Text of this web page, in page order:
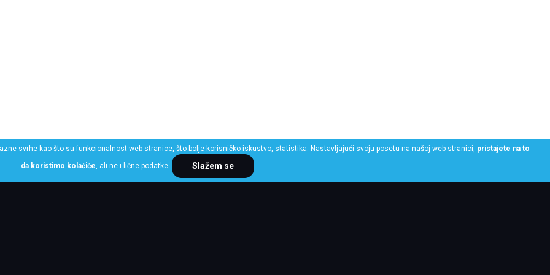
svrhe kao što su funkcionalnost web stranice, što bolje korisničko iskustvo, statistika. Nastavljajući svoju posetu na našoj web stranici, pristajete na to
da koristimo kolačiće , ali ne i lične podatke. Slažem se